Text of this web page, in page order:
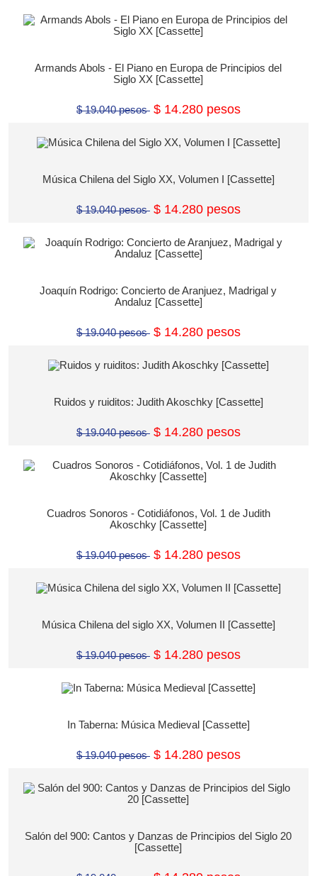
Armands Abols - El Piano en Europa de Principios del
Siglo XX [Cassette]
$ 19.040 pesos $ 14.280 pesos
Música Chilena del Siglo XX, Volumen I [Cassette]
$ 19.040 pesos $ 14.280 pesos
Joaquín Rodrigo: Concierto de Aranjuez, Madrigal y
Andaluz [Cassette]
$ 19.040 pesos $ 14.280 pesos
Ruidos y ruiditos: Judith Akoschky [Cassette]
$ 19.040 pesos $ 14.280 pesos
Cuadros Sonoros - Cotidiáfonos, Vol. 1 de Judith
Akoschky [Cassette]
$ 19.040 pesos $ 14.280 pesos
Música Chilena del siglo XX, Volumen II [Cassette]
$ 19.040 pesos $ 14.280 pesos
In Taberna: Música Medieval [Cassette]
$ 19.040 pesos $ 14.280 pesos
Salón del 900: Cantos y Danzas de Principios del Siglo 20
[Cassette]